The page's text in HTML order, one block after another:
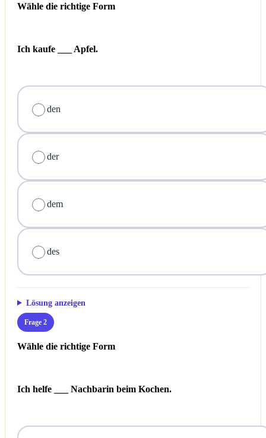
Wähle die richtige Form
Ich kaufe ___ Apfel.
den
der
dem
des
Lösung anzeigen
Frage 2
Wähle die richtige Form
Ich helfe ___ Nachbarin beim Kochen.